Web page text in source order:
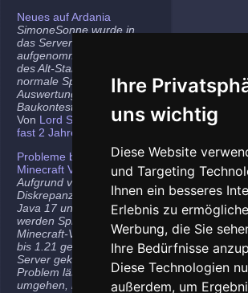
Ihre
uns wichtig
Diese Website
und Targeting
Ihnen ein besseres
Erlebnis zu
Werbung, die Sie
Ihre Bedürfnisse
Diese Technologien
außerdem, um
Neues auf Ardania
SimoneSonne wurde in
das Server-Team
aufgenommen, Freigabe
des Alt-Stammi Ranges für
normale Spieler,
Auswertung des letzten
Baukontest.
Von Lord Sandukhanvor
fast 2 Jahren
Probleme bei neueren
Minecraft Versionen
Aufgrund von
Diskrepanzen zwischen
Java 17 und Java 21
werden Spieler auf den
Minecraft-Versionen 1.20.5
bis 1.21 gelegentlich vom
Server gekickt. Das
Problem lässt sich
umgehen, indem ihr die